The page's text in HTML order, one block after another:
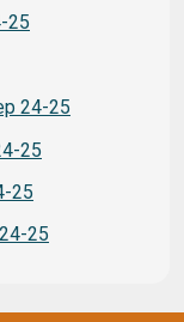
25
24-25
25
25
25